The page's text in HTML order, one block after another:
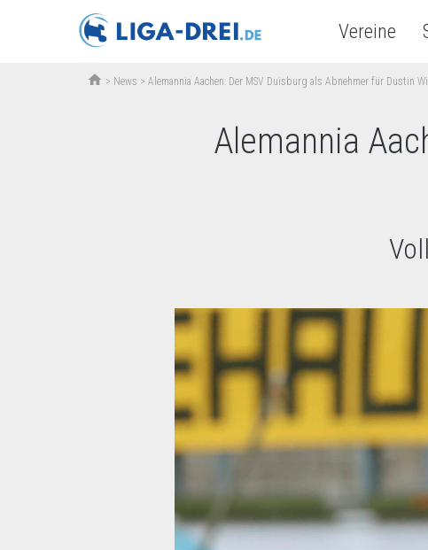
Vereine
home > News > Alemannia Aachen: Der MSV Duisburg als Abnehmer für Dustin
Alemannia